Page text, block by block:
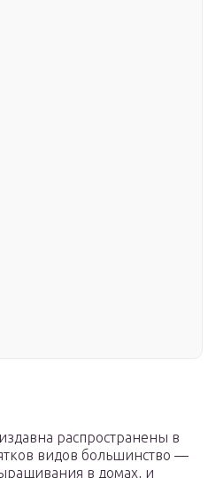
распространены в
видов большинство —
в домах, и